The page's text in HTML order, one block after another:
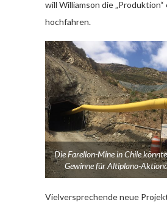
will Williamson die
hochfahren.
Die Farellon-Mine in Chile
Gewinne für Altiplano-
Vielversprechende neue